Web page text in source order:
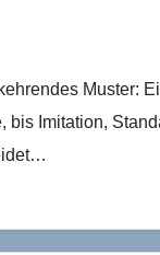
Muster:
Imitation,